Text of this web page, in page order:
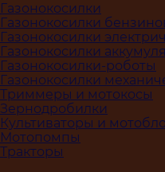
Газонокосилки
Газонокосилки
Газонокосилки
Газонокосилки
Газонокосилки-роботы
Газонокосилки
Триммеры и мотокосы
Зернодробилки
Культиваторы и
Мотопомпы
Тракторы